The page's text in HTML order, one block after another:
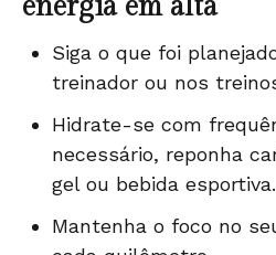
energia em alta
Siga o que foi
treinador ou nos
Hidrate-se com
necessário, reponha
gel ou bebida esportiva.
Mantenha o foco no